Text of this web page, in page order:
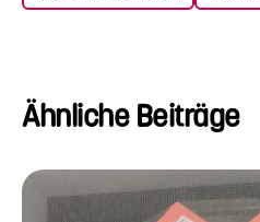
Ähnliche Beiträge